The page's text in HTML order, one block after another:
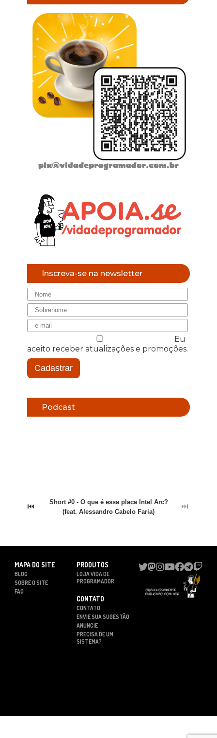
Inscreva-se na newsletter
Eu
aceito receber atualizações e promoções.
Cadastrar
Podcast
⏮
Short #0 - O que é essa placa Intel Arc?
(feat. Alessandro Cabelo Faria)
⏭
MAPA DO SITE
BLOG
SOBRE O SITE
FAQ
PRODUTOS
LOJA VIDA DE
PROGRAMADOR
CONTATO
CONTATO
ENVIE SUA SUGESTÃO
ANUNCIE
PRECISA DE UM
SISTEMA?